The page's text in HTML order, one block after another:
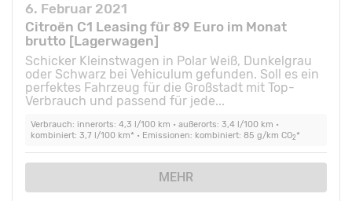
6. Februar 2021
Citroën C1 Leasing für 89 Euro im Monat
brutto [Lagerwagen]
Schicker Kleinstwagen in Polar Weiß, Dunkelgrau
oder Schwarz bei Vehiculum gefunden. Soll es ein
perfektes Fahrzeug für die Großstadt mit Top-
Verbrauch und passend für jede...
Verbrauch: innerorts: 4,3 l/100 km • außerorts: 3,4 l/100 km •
kombiniert: 3,7 l/100 km* • Emissionen: kombiniert: 85 g/km CO2*
MEHR